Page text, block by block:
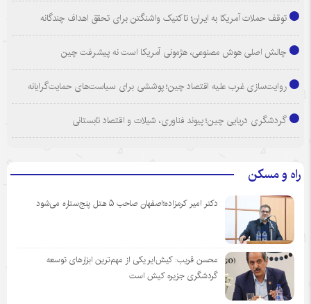
توقف حملات آمریکا به ایران؛ تاکتیک واشنگتن برای تحقق اهداف چندگانه
چالش اصلی هوش مصنوعی، هژمونی آمریکا است نه پیشرفت چین
روایت‌سازی غرب علیه اقتصاد چین؛ پوششی برای سیاست‌های حمایت‌گرایانه
گردشگری دریایی چین؛ پیوند فناوری، شیلات و اقتصاد تابستانی
راه و مسکن
دکتر امیر کرمزاده؛اصفهان صاحب ۵ هتل پنج‌ستاره می‌شود
محسن قریب: کیش‌ایر یکی از مهم‌ترین ابزارهای توسعه
گردشگری جزیره کیش است